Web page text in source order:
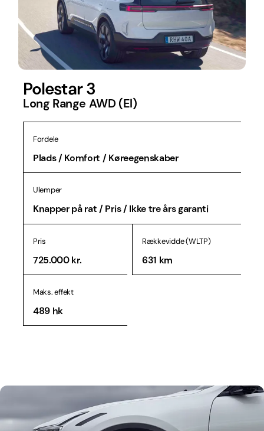
Polestar 3
Long Range AWD (El)
Fordele
Plads / Komfort / Køreegenskaber
Ulemper
Knapper på rat / Pris / Ikke tre års garanti
Pris
725.000 kr.
Rækkevidde (WLTP)
631 km
Maks. effekt
489 hk